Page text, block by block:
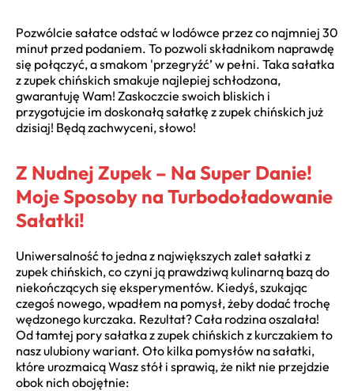
Pozwólcie sałatce odstać w lodówce przez co najmniej 30
minut przed podaniem. To pozwoli składnikom naprawdę
się połączyć, a smakom 'przegryźć’ w pełni. Taka sałatka
z zupek chińskich smakuje najlepiej schłodzona,
gwarantuję Wam! Zaskoczcie swoich bliskich i
przygotujcie im doskonałą sałatkę z zupek chińskich już
dzisiaj! Będą zachwyceni, słowo!
Z Nudnej Zupek – Na Super Danie!
Moje Sposoby na Turbodoładowanie
Sałatki!
Uniwersalność to jedna z największych zalet sałatki z
zupek chińskich, co czyni ją prawdziwą kulinarną bazą do
niekończących się eksperymentów. Kiedyś, szukając
czegoś nowego, wpadłem na pomysł, żeby dodać trochę
wędzonego kurczaka. Rezultat? Cała rodzina oszalała!
Od tamtej pory sałatka z zupek chińskich z kurczakiem to
nasz ulubiony wariant. Oto kilka pomysłów na sałatki,
które urozmaicą Wasz stół i sprawią, że nikt nie przejdzie
obok nich obojętnie: